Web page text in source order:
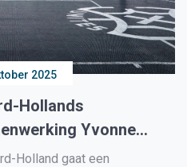
2025
Hollands
Yvonne
Holland gaat een